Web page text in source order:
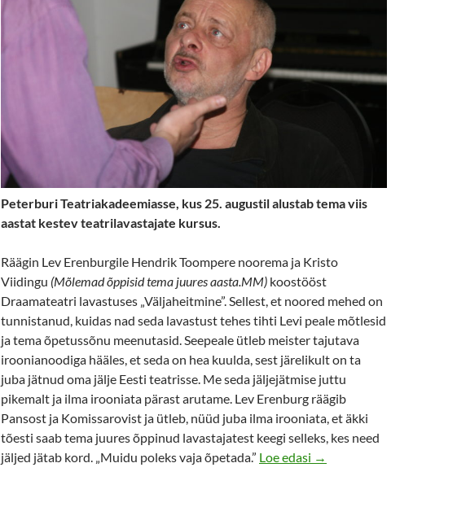
Peterburi Teatriakadeemiasse, kus 25. augustil alustab tema viis
aastat kestev teatrilavastajate kursus.
Räägin Lev Erenburgile Hendrik Toompere noorema ja Kristo
Viidingu (Mõlemad õppisid tema juures aasta.MM) koostööst
Draamateatri lavastuses „Väljaheitmine”. Sellest, et noored mehed on
tunnistanud, kuidas nad seda lavastust tehes tihti Levi peale mõtlesid
ja tema õpetussõnu meenutasid. Seepeale ütleb meister tajutava
iroonianoodiga hääles, et seda on hea kuulda, sest järelikult on ta
juba jätnud oma jälje Eesti teatrisse. Me seda jäljejätmise juttu
pikemalt ja ilma irooniata pärast arutame. Lev Erenburg räägib
Pansost ja Komissarovist ja ütleb, nüüd juba ilma irooniata, et äkki
tõesti saab tema juures õppinud lavastajatest keegi selleks, kes need
jäljed jätab kord. „Muidu poleks vaja õpetada.” Loe edasi Lausa viis noort hakkab
→